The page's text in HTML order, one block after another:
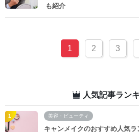
も紹介
1 2 3
人気記事ラン
美容・ビューティ
キャンメイクのおすすめ人気ラ